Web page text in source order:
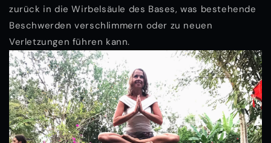
zurück in die Wirbelsäule des Bases, was bestehende
Beschwerden verschlimmern oder zu neuen
Verletzungen führen kann.